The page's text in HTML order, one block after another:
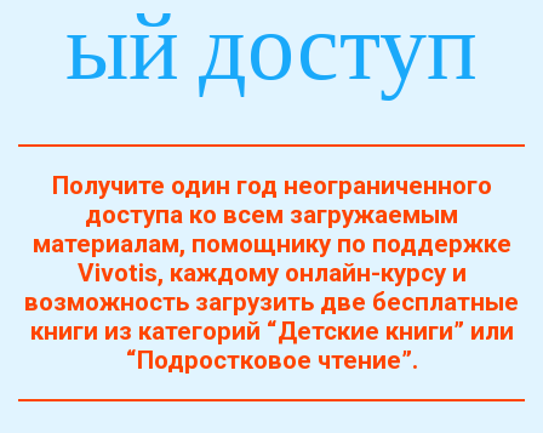
ый доступ
Получите один год неограниченного
доступа ко всем загружаемым
материалам, помощнику по поддержке
Vivotis, каждому онлайн-курсу и
возможность загрузить две бесплатные
книги из категорий “Детские книги” или
“Подростковое чтение”.